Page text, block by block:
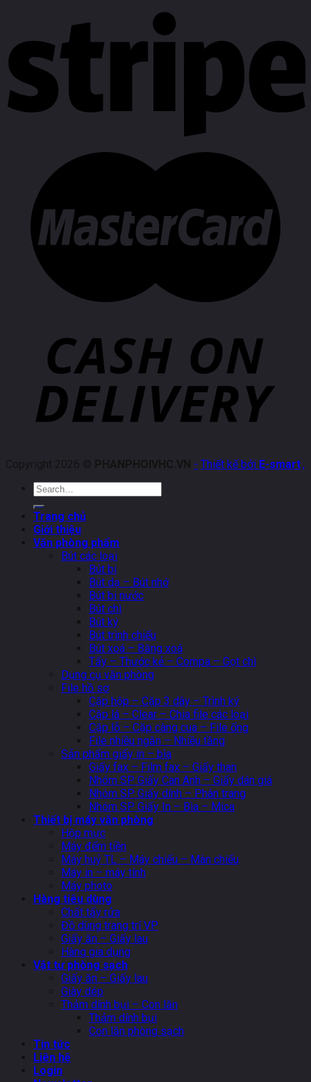
Copyright 2026 © PHANPHOIVHC.VN - Thiết kế bởi E-smart,
Search
Trang chủ
Giới thiệu
Văn phòng phẩm
Bút các loại
Bút bi
Bút dạ – Bút nhớ
Bút bi nước
Bút chì
Bút ký
Bút trình chiếu
Bút xoá – Băng xoá
Tẩy – Thước kẻ – Compa – Gọt chì
Dụng cụ văn phòng
File hồ sơ
Cặp hộp – Cặp 3 dây – Trình ký
Cặp lá – Clear – Chia file các loại
Cặp lỗ – Cặp càng cua – File ống
File nhiều ngăn – Nhiều tầng
Sản phẩm giấy in – bìa
Giấy fax – Film fax – Giấy than
Nhóm SP Giấy Can Anh – Giấy dán giá
Nhóm SP Giấy dính – Phân trang
Nhóm SP Giấy In – Bìa – Mica
Thiết bị máy văn phòng
Hộp mực
Máy đếm tiền
Máy huỷ TL – Máy chiếu – Màn chiếu
Máy in – máy tính
Máy photo
Hàng tiêu dùng
Chất tẩy rửa
Đồ dùng trang trí VP
Giấy ăn – Giấy lau
Hàng gia dụng
Vật tư phòng sạch
Giấy ăn – Giấy lau
Giày dép
Thảm dính bụi – Con lăn
Thảm dính bụi
Con lăn phòng sạch
Tin tức
Liên hệ
Login